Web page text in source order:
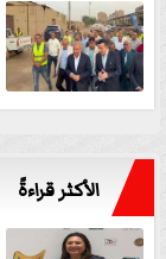
الأكثر قراءةً